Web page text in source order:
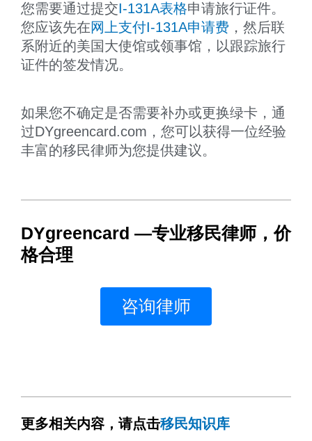
您需要通过提交I-131A表格申请旅行证件。
您应该先在网上支付I-131A申请费 ，然后联
系附近的美国大使馆或领事馆，以跟踪旅行
证件的签发情况。
如果您不确定是否需要补办或更换绿卡，通
过DYgreencard.com，您可以获得一位经验
丰富的移民律师为您提供建议。
DYgreencard —专业移民律师，价
格合理
咨询律师
更多相关内容，请点击移民知识库